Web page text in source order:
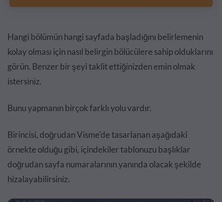
Hangi bölümün hangi sayfada başladığını belirlemenin
kolay olması için nasıl belirgin bölücülere sahip olduklarını
görün. Benzer bir şeyi taklit ettiğinizden emin olmak
istersiniz.
Bunu yapmanın birçok farklı yolu vardır.
Birincisi, doğrudan Visme'de tasarlanan aşağıdaki
örnekte olduğu gibi, içindekiler tablonuzu başlıklar
doğrudan sayfa numaralarının yanında olacak şekilde
hizalayabilirsiniz.